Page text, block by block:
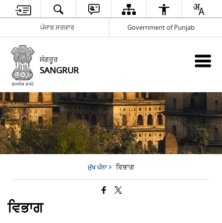
ਪੰਜਾਬ ਸਰਕਾਰ Government of Punjab
ਸੰਗਰੂਰ
SANGRUR
ਮੁੱਖ ਪੰਨਾ ਵਿਭਾਗ
ਵਿਭਾਗ